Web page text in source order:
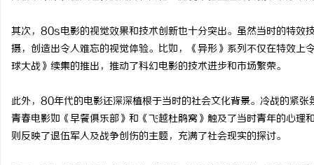
其次，80s电影的视觉效果和技术创新也十分突出。虽然当时的特效
摄，创造出令人难忘的视觉体验。比如，《异形》系列不仅在特效
球大战》续集的推出，推动了科幻电影的技术进步和市场繁荣。
此外，80年代的电影还深深植根于当时的社会文化背景。冷战的紧
青春电影如《早餐俱乐部》和《飞越杜鹃窝》触及了当时青年的心
则反映了退伍军人及战争创伤的主题，充满了社会现实的探讨。